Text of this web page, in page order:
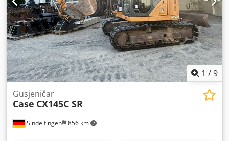
1 /9
Sindelfingen 856 km
Gusjeničar
Case CX145C SR